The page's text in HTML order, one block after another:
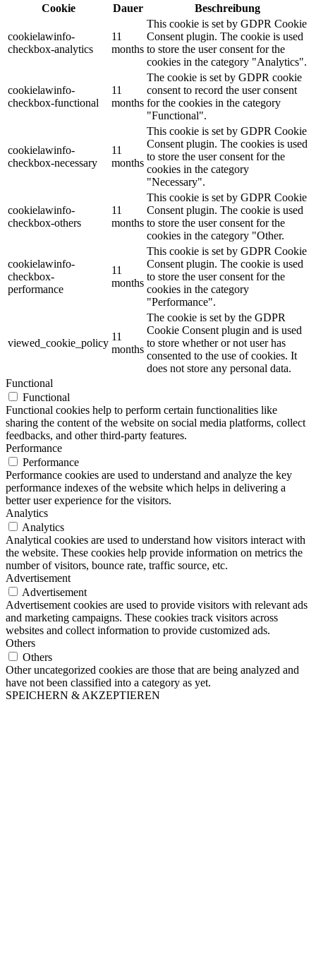
Cookie
Dauer Beschreibung
cookielawinfo-
checkbox-analytics
11
months
This cookie is set by GDPR Cookie
Consent plugin. The cookie is used
to store the user consent for the
cookies in the category "Analytics".
cookielawinfo-
checkbox-functional
11
months
The cookie is set by GDPR cookie
consent to record the user consent
for the cookies in the category
"Functional".
cookielawinfo-
checkbox-necessary
11
months
This cookie is set by GDPR Cookie
Consent plugin. The cookies is used
to store the user consent for the
cookies in the category
"Necessary".
cookielawinfo-
checkbox-others
11
months
This cookie is set by GDPR Cookie
Consent plugin. The cookie is used
to store the user consent for the
cookies in the category "Other.
cookielawinfo-
checkbox-
performance
11
months
This cookie is set by GDPR Cookie
Consent plugin. The cookie is used
to store the user consent for the
cookies in the category
"Performance".
viewed_cookie_policy
11
months
The cookie is set by the GDPR
Cookie Consent plugin and is used
to store whether or not user has
consented to the use of cookies. It
does not store any personal data.
Functional
Functional
Functional cookies help to perform certain functionalities like
sharing the content of the website on social media platforms, collect
feedbacks, and other third-party features.
Performance
Performance
Performance cookies are used to understand and analyze the key
performance indexes of the website which helps in delivering a
better user experience for the visitors.
Analytics
Analytics
Analytical cookies are used to understand how visitors interact with
the website. These cookies help provide information on metrics the
number of visitors, bounce rate, traffic source, etc.
Advertisement
Advertisement
Advertisement cookies are used to provide visitors with relevant ads
and marketing campaigns. These cookies track visitors across
websites and collect information to provide customized ads.
Others
Others
Other uncategorized cookies are those that are being analyzed and
have not been classified into a category as yet.
SPEICHERN & AKZEPTIEREN